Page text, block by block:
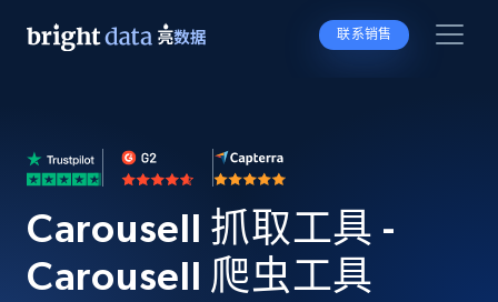
联系销售
Carousell 抓取工具 -
Carousell 爬虫工具